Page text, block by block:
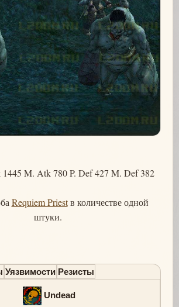
1445 M. Atk 780 P. Def 427 M. Def 382
Requiem Priestв количестве одной
штуки.
Уязвимости Резисты
Undead